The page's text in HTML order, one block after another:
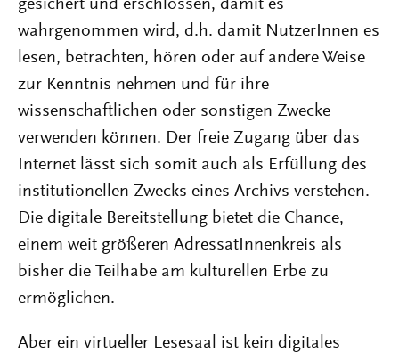
gesichert und erschlossen, damit es
wahrgenommen wird, d.h. damit NutzerInnen es
lesen, betrachten, hören oder auf andere Weise
zur Kenntnis nehmen und für ihre
wissenschaftlichen oder sonstigen Zwecke
verwenden können. Der freie Zugang über das
Internet lässt sich somit auch als Erfüllung des
institutionellen Zwecks eines Archivs verstehen.
Die digitale Bereitstellung bietet die Chance,
einem weit größeren AdressatInnenkreis als
bisher die Teilhabe am kulturellen Erbe zu
ermöglichen.
Aber ein virtueller Lesesaal ist kein digitales